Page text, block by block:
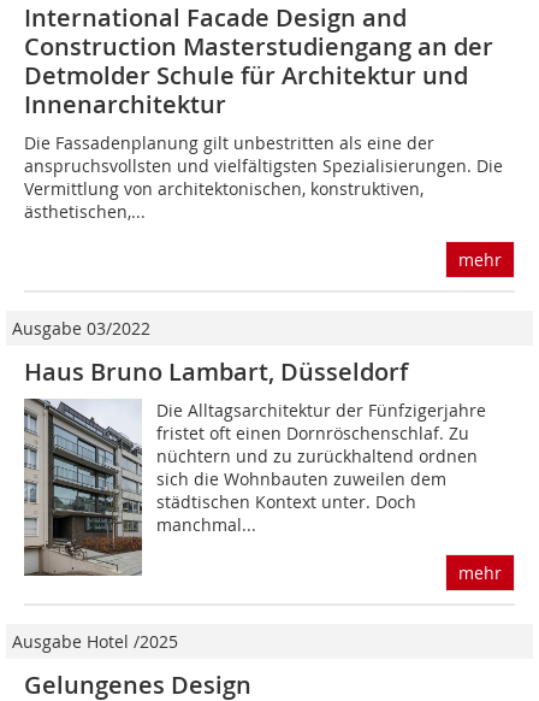
International Facade Design and
Construction Masterstudiengang an der
Detmolder Schule für Architektur und
Innenarchitektur
Die Fassadenplanung gilt unbestritten als eine der
anspruchsvollsten und vielfältigsten Spezialisierungen. Die
Vermittlung von architektonischen, konstruktiven,
ästhetischen,...
mehr
Ausgabe 03/2022
Haus Bruno Lambart, Düsseldorf
Die Alltagsarchitektur der Fünfzigerjahre
fristet oft einen Dornröschenschlaf. Zu
nüchtern und zu zurückhaltend ordnen
sich die Wohnbauten zuweilen dem
städtischen Kontext unter. Doch
manchmal...
mehr
Ausgabe Hotel /2025
Gelungenes Design